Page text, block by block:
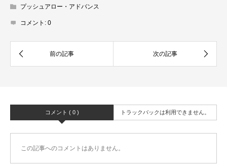
プッシュアロー・アドバンス
コメント: 0
コメント ( 0 ) トラックバックは利用できません。
この記事へのコメントはありません。